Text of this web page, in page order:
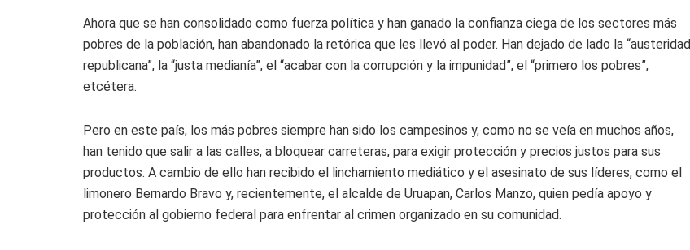
Ahora que se han consolidado como fuerza política y han ganado la confianza ciega de los sectores más
pobres de la población, han abandonado la retórica que les llevó al poder. Han dejado de lado la “austeridad
republicana”, la “justa medianía”, el “acabar con la corrupción y la impunidad”, el “primero los pobres”,
etcétera.
Pero en este país, los más pobres siempre han sido los campesinos y, como no se veía en muchos años,
han tenido que salir a las calles, a bloquear carreteras, para exigir protección y precios justos para sus
productos. A cambio de ello han recibido el linchamiento mediático y el asesinato de sus líderes, como el
limonero Bernardo Bravo y, recientemente, el alcalde de Uruapan, Carlos Manzo, quien pedía apoyo y
protección al gobierno federal para enfrentar al crimen organizado en su comunidad.